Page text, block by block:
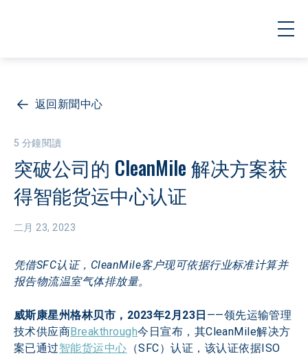
返回新聞中心
5 分鐘閱讀
突破公司的 CleanMile 解决方案获
得智能货运中心认证
二月 23, 2023
凭借SFC认证，CleanMile客户现可依据行业标准计算并
报告物流温室气体排放量。
威斯康星州格林贝市，2023年2月23日 ——领先运输管理
技术供应商Breakthrough今日宣布，其CleanMile解决方
案已通过智能货运中心 （SFC）认证，该认证依据ISO